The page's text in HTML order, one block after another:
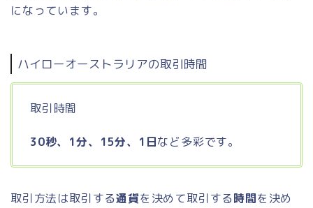
になっています。
ハイローオーストラリアの取引時間
取引時間
30秒、1分、15分、1日など多彩です。
取引方法は取引する通貨を決めて取引する時間を決め